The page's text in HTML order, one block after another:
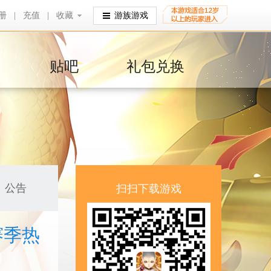
充值 收藏
收藏 游族游戏
贴吧 礼包兑换
公告
热
扫扫下载游戏